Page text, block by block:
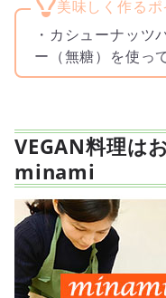
・カシューナッツ
ー（無糖）を使っ
VEGAN料理は
minami